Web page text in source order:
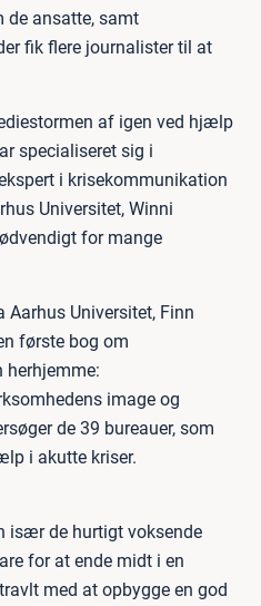
de ansatte, samt
fik flere journalister til at
af igen ved hjælp
specialiseret sig i
i krisekommunikation
Universitet, Winni
for mange
Universitet, Finn
første bog om
image og
de 39 bureauer, som
i akutte kriser.
især de hurtigt voksende
for at ende midt i en
med at opbygge en god